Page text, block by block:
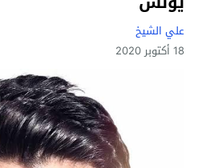
علي الشيخ
18 أكتوبر 2020